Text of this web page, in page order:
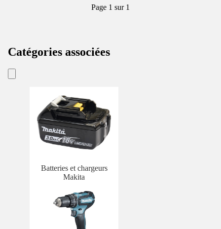
Page 1 sur 1
Catégories associées
Batteries et chargeurs
Makita